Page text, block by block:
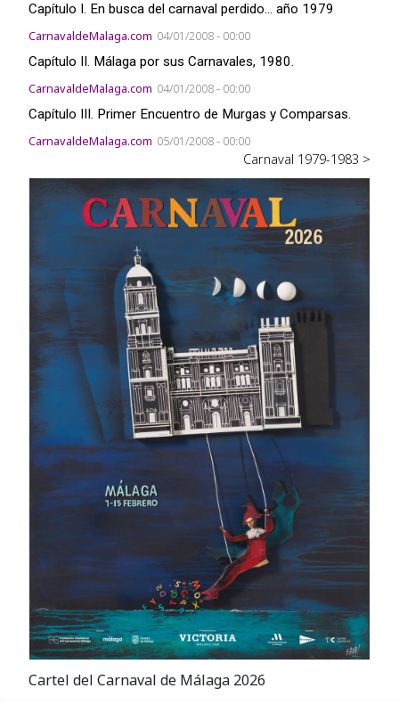
Capítulo I. En busca del carnaval perdido... año 1979
CarnavaldeMalaga.com 04/01/2008 - 00:00
Capítulo II. Málaga por sus Carnavales, 1980.
CarnavaldeMalaga.com 04/01/2008 - 00:00
Capítulo III. Primer Encuentro de Murgas y Comparsas.
CarnavaldeMalaga.com 05/01/2008 - 00:00
Carnaval 1979-1983 >
Cartel del Carnaval de Málaga 2026